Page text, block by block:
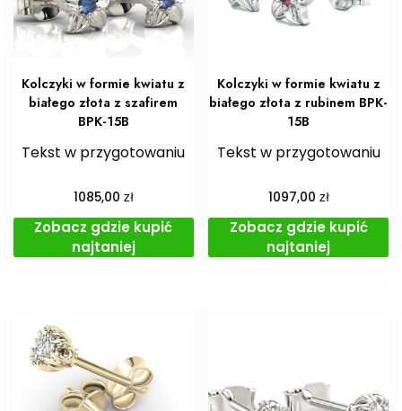
Kolczyki w formie kwiatu z
białego złota z szafirem
BPK-15B
Tekst w przygotowaniu
1085,00 zł
Zobacz gdzie kupić
najtaniej
Kolczyki w formie kwiatu z
białego złota z rubinem BPK-
15B
Tekst w przygotowaniu
1097,00 zł
Zobacz gdzie kupić
najtaniej